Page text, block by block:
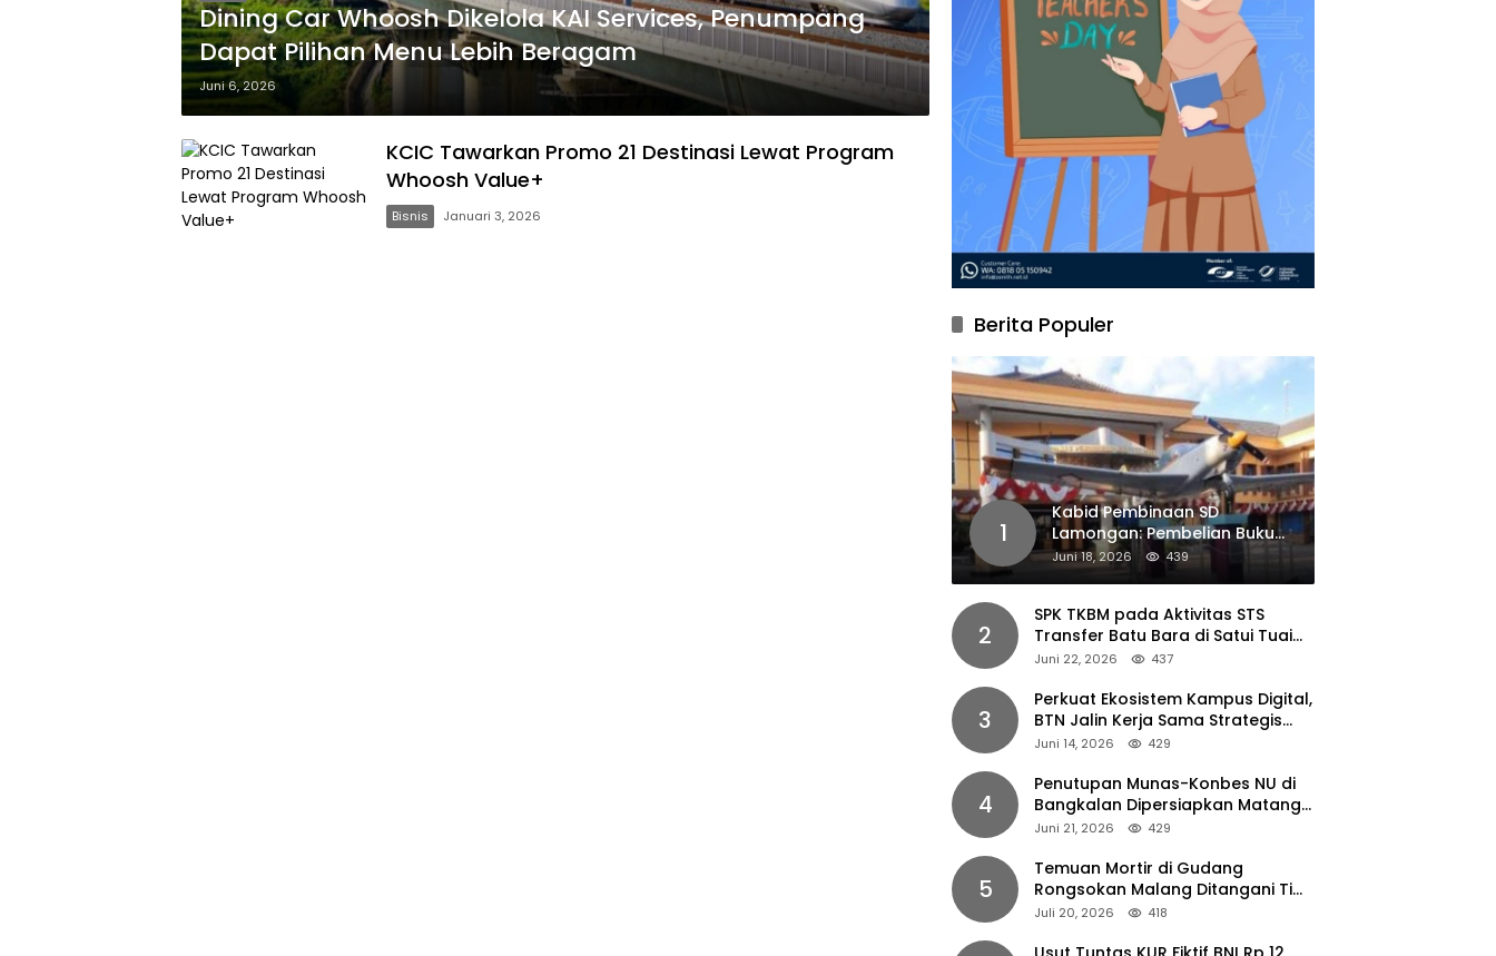
Dining Car Whoosh Dikelola KAI Services, Penumpang
Dapat Pilihan Menu Lebih Beragam
Juni 6, 2026
KCIC Tawarkan Promo 21 Destinasi Lewat Program
Whoosh Value+
Bisnis Januari 3, 2026
Berita Populer
1
Kabid Pembinaan SD
Lamongan: Pembelian Buku
Pendamping Tidak Boleh
Dipaksakan
Juni 18, 2026 439
2
SPK TKBM pada Aktivitas STS
Transfer Batu Bara di Satui Tuai
Sorotan
Juni 22, 2026 437
3
Perkuat Ekosistem Kampus Digital,
BTN Jalin Kerja Sama Strategis
dengan UNAIR
Juni 14, 2026 429
4
Penutupan Munas-Konbes NU di
Bangkalan Dipersiapkan Matang,
Gus Ipul Turun Tangan
Juni 21, 2026 429
5
Temuan Mortir di Gudang
Rongsokan Malang Ditangani Tim
Gegana Polda Jatim
Juli 20, 2026 418